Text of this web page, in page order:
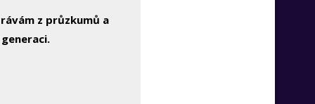
z průzkumů a